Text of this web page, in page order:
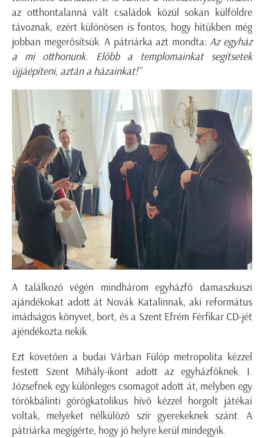
az otthontalanná vált családok közül sokan külföldre
távoznak, ezért különösen is fontos, hogy hitükben még
jobban megerősítsük. A pátriárka azt mondta:Az egyház
a mi otthonunk. Előbb a templomainkat segítsetek
újjáépíteni, aztán a házainkat!”
A találkozó végén mindhárom egyházfő damaszkuszi
ajándékokat adott át Novák Katalinnak, aki református
imádságos könyvet, bort, és a Szent Efrém Férfikar CD-jét
ajéndékozta nekik.
Ezt követően a budai Várban Fülöp metropolita kézzel
festett Szent Mihály-ikont adott az egyházfőknek. I.
Józsefnek egy különleges csomagot adott át, melyben egy
törökbálinti görögkatolikus hívő kézzel horgolt játékai
voltak, melyeket nélkülöző szír gyerekeknek szánt. A
pátriárka megígérte, hogy jó helyre kerül mindegyik.